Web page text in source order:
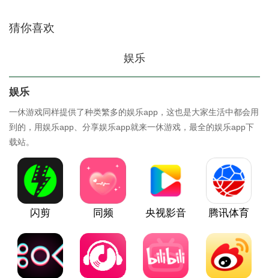
猜你喜欢
娱乐
娱乐
一休游戏同样提供了种类繁多的娱乐app，这也是大家生活中都会用
到的，用娱乐app、分享娱乐app就来一休游戏，最全的娱乐app下
载站。
闪剪 同频 央视影音 腾讯体育